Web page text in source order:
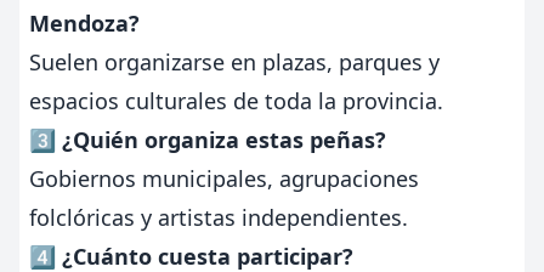
Mendoza?
Suelen organizarse en plazas, parques y
espacios culturales de toda la provincia.
3️⃣ ¿Quién organiza estas peñas?
Gobiernos municipales, agrupaciones
folclóricas y artistas independientes.
4️⃣ ¿Cuánto cuesta participar?